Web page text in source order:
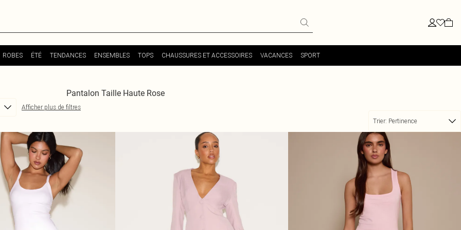
ROBES ÉTÉ TENDANCES ENSEMBLES TOPS CHAUSSURES ET ACCESSOIRES VACANCES SPORT
Pantalon Taille Haute Rose
Afficher plus de filtres
Trier: Pertinence